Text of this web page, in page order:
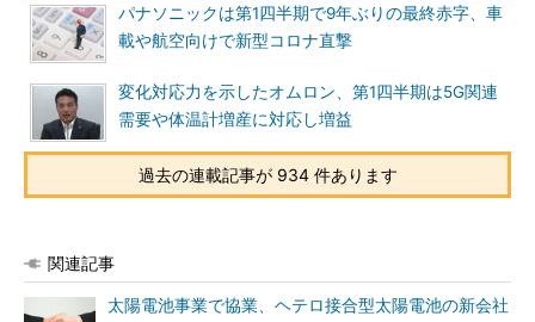
パナソニックは第1四半期で9年ぶりの最終赤字、車
載や航空向けで新型コロナ直撃
変化対応力を示したオムロン、第1四半期は5G関連
需要や体温計増産に対応し増益
過去の連載記事が 934 件あります
関連記事
太陽電池事業で協業、ヘテロ接合型太陽電池の新会社